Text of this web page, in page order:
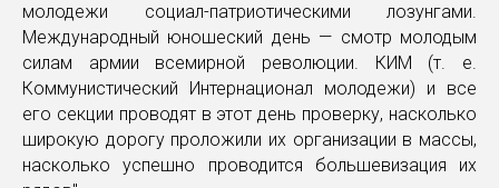
молодежи социал-патриотическими лозунгами.
Международный юношеский день — смотр молодым
силам армии всемирной революции. КИМ (т. е.
Коммунистический Интернационал молодежи) и все
его секции проводят в этот день проверку, насколько
широкую дорогу проложили их организации в массы,
насколько успешно проводится большевизация их